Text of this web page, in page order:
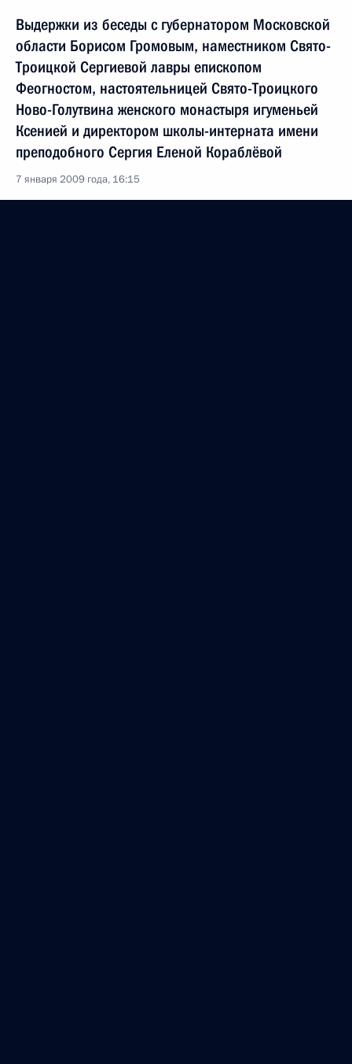
Выдержки из беседы с губернатором Московской
области Борисом Громовым, наместником Свято-
Троицкой Сергиевой лавры епископом
Феогностом, настоятельницей Свято-Троицкого
Ново-Голутвина женского монастыря игуменьей
Ксенией и директором школы-интерната имени
преподобного Сергия Еленой Кораблёвой
7 января 2009 года, 16:15